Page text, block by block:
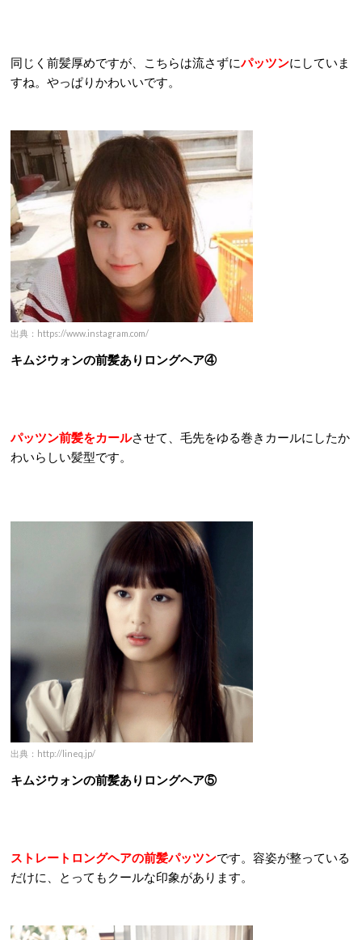
同じく前髪厚めですが、こちらは流さずにパッツンにしていま
すね。やっぱりかわいいです。
出典：https://www.instagram.com/
キムジウォンの前髪ありロングヘア④
パッツン前髪をカールさせて、毛先をゆる巻きカールにしたか
わいらしい髪型です。
出典：http://lineq.jp/
キムジウォンの前髪ありロングヘア⑤
ストレートロングヘアの前髪パッツンです。容姿が整っている
だけに、とってもクールな印象があります。